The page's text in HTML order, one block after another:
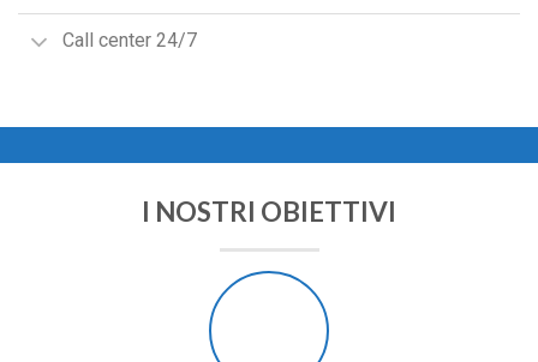
Call center 24/7
I NOSTRI OBIETTIVI